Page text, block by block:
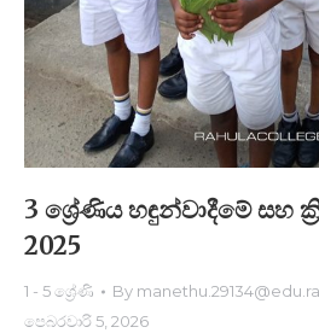
3 ශ්‍රේණිය හඳුන්වාදීමේ සහ
2025
1 - 5 ශ්‍රේණි By
පෙබරවාරි 5, 2026